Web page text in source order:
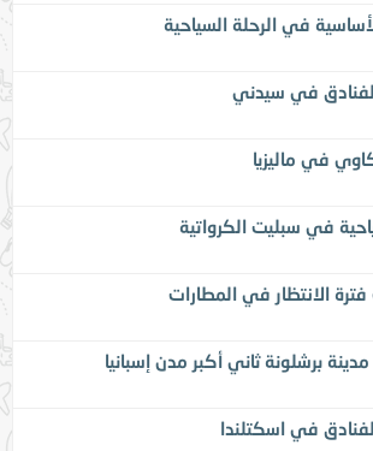
في الرحلة السياحية
في سيدني
في ماليزيا
في سبليت الكرواتية
الانتظار في المطارات
برشلونة ثاني أكبر مدن إسبانيا
في اسكتلندا